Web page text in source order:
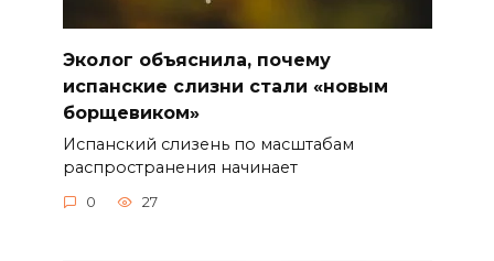
Эколог объяснила, почему
испанские слизни стали «новым
борщевиком»
Испанский слизень по масштабам
распространения начинает
0 27